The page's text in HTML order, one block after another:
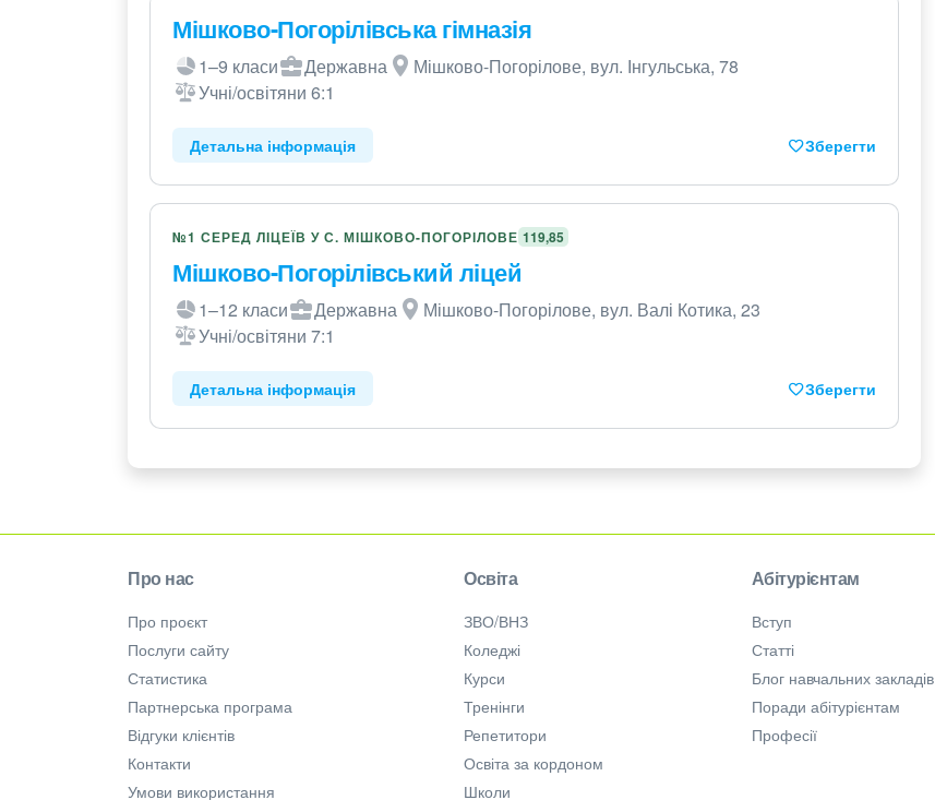
Мішково-Погорілівська гімназія
1–9 класи Державна
Мішково-Погорілове, вул. Інгульська, 78
Учні/освітяни 6:1
Детальна інформація Зберегти
№1 СЕРЕД ЛІЦЕЇВ У С. МІШКОВО-ПОГОРІЛОВЕ 119,85
Мішково-Погорілівський ліцей
1–12 класи Державна
Мішково-Погорілове, вул. Валі Котика, 23
Учні/освітяни 7:1
Детальна інформація Зберегти
Про нас
Про проєкт
Послуги сайту
Статистика
Партнерська програма
Відгуки клієнтів
Контакти
Умови використання
Освіта
ЗВО/ВНЗ
Коледжі
Курси
Тренінги
Репетитори
Освіта за кордоном
Школи
Абітурієнтам
Вступ
Статті
Блог навчальних закладів
Поради абітурієнтам
Професії